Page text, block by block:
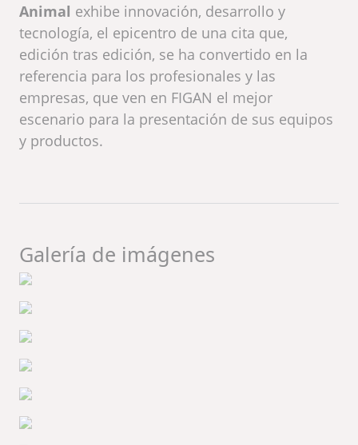
Animal exhibe innovación, desarrollo y
tecnología, el epicentro de una cita que,
edición tras edición, se ha convertido en la
referencia para los profesionales y las
empresas, que ven en FIGAN el mejor
escenario para la presentación de sus equipos
y productos.
Galería de imágenes